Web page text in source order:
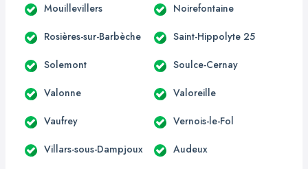
Mouillevillers Noirefontaine
Rosières-sur-Barbèche Saint-Hippolyte 25
Solemont Soulce-Cernay
Valonne Valoreille
Vaufrey Vernois-le-Fol
Villars-sous-Dampjoux Audeux